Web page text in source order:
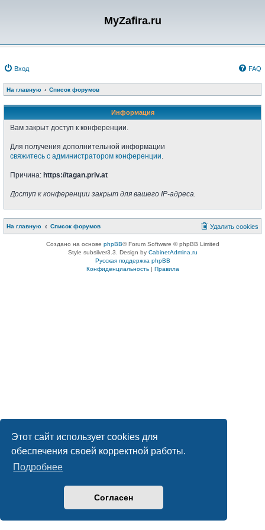
Этот сайт использует cookies для
обеспечения своей корректной работы.
Подробнее
Согласен
MyZafira.ru
Вход FAQ
На главную Список форумов
Информация
Вам закрыт доступ к конференции.
Для получения дополнительной информации
свяжитесь с администратором конференции.
Причина: https://tagan.priv.at
Доступ к конференции закрыт для вашего IP-адреса.
На главную Список форумов Удалить cookies
Создано на основе phpBB® Forum Software © phpBB Limited
Style subsilver3.3. Design by CabinetAdmina.ru
Русская поддержка phpBB
Конфиденциальность| Правила